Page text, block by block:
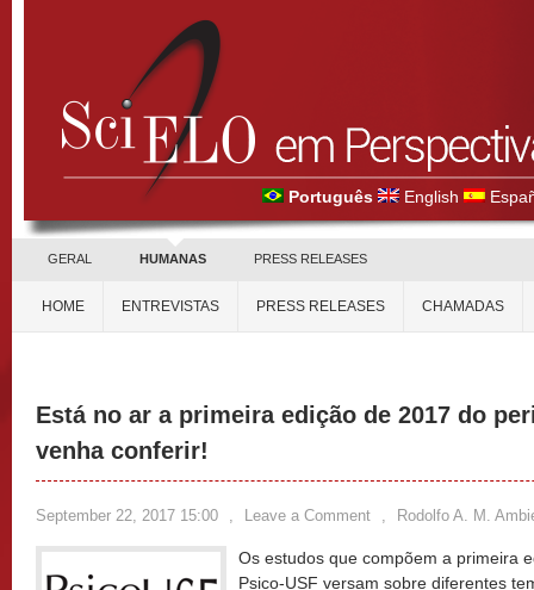
Português English
GERAL HUMANAS PRESS RELEASES
HOME ENTREVISTAS PRESS RELEASES CHAMADAS
Está no ar a primeira edição de 2017 do
venha conferir!
September 22, 2017 15:00 , Leave a Comment , Rodolfo A. M.
Os estudos que compõem a primeira
Psico-USF versam sobre diferentes